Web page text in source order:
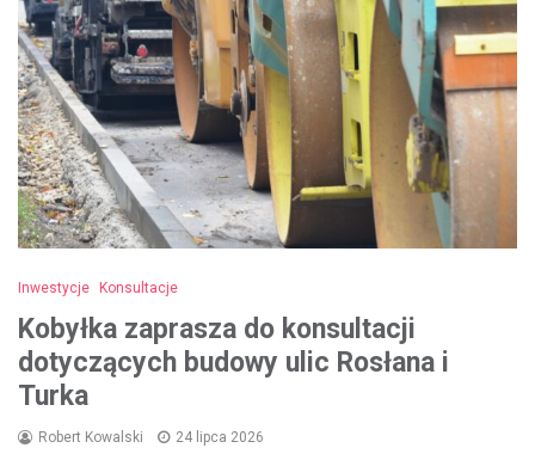
Inwestycje Konsultacje
Kobyłka zaprasza do konsultacji
dotyczących budowy ulic Rosłana i
Turka
Robert Kowalski 24 lipca 2026